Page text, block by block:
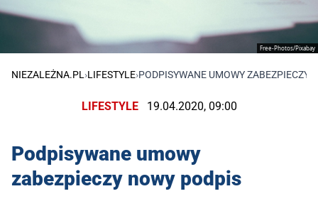
Free-Photos/Pixabay
NIEZALEŻNA.PL ›LIFESTYLE›PODPISYWANE UMOWY ZABEZPIECZY
LIFESTYLE 19.04.2020, 09:00
Podpisywane umowy
zabezpieczy nowy podpis